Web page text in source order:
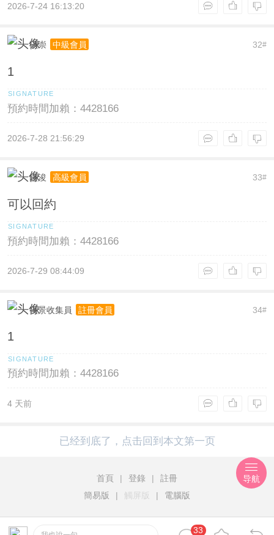
2026-7-24 16:13:20
32#
碩崇 中級會員
1
預約時間加賴：4428166
2026-7-28 21:56:29
33#
鐘浚 高級會員
可以回約
預約時間加賴：4428166
2026-7-29 08:44:09
34#
夜景收集員 註冊會員
1
預約時間加賴：4428166
4 天前
33
已经到底了，点击回到本文第一页
首頁 | 登錄 |
註冊
簡易版
| 觸屏版 | 電腦版
导航